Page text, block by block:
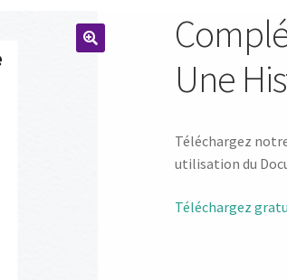
Une
Téléchargez
utilisation du
Téléchargez